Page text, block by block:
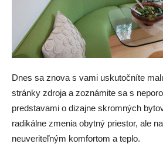
Dnes sa znova s ​​vami uskutočníte
stránky zdroja a zoznámite sa s
predstavami o dizajne skromných
radikálne zmenia obytný priestor, ale
neuveriteľným komfortom a teplo.